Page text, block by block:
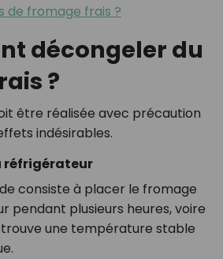
de fromage frais ?
décongeler du
?
être réalisée avec précaution
indésirables.
réfrigérateur
consiste à placer le fromage
pendant plusieurs heures, voire
une température stable